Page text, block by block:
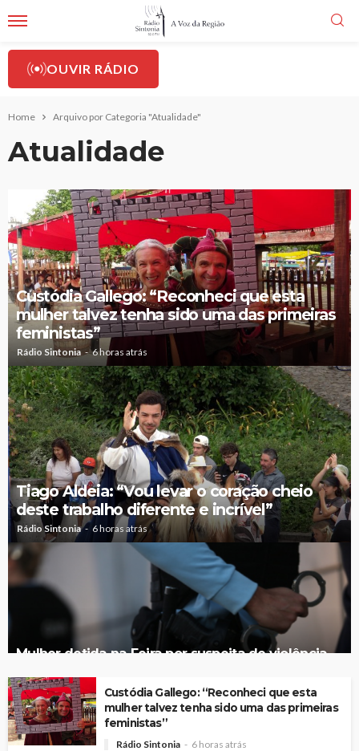
OUVIR RÁDIO
Home Arquivo por Categoria "Atualidade"
Atualidade
Custódia Gallego: “Reconheci que esta
mulher talvez tenha sido uma das primeiras
feministas”
Rádio Sintonia 6 horas atrás
Tiago Aldeia: “Vou levar o coração cheio
deste trabalho diferente e incrível”
Rádio Sintonia 6 horas atrás
Mulher detida na Feira por suspeita de violência
Custódia Gallego: “Reconheci que esta
mulher talvez tenha sido uma das primeiras
feministas”
Rádio Sintonia 6 horas atrás